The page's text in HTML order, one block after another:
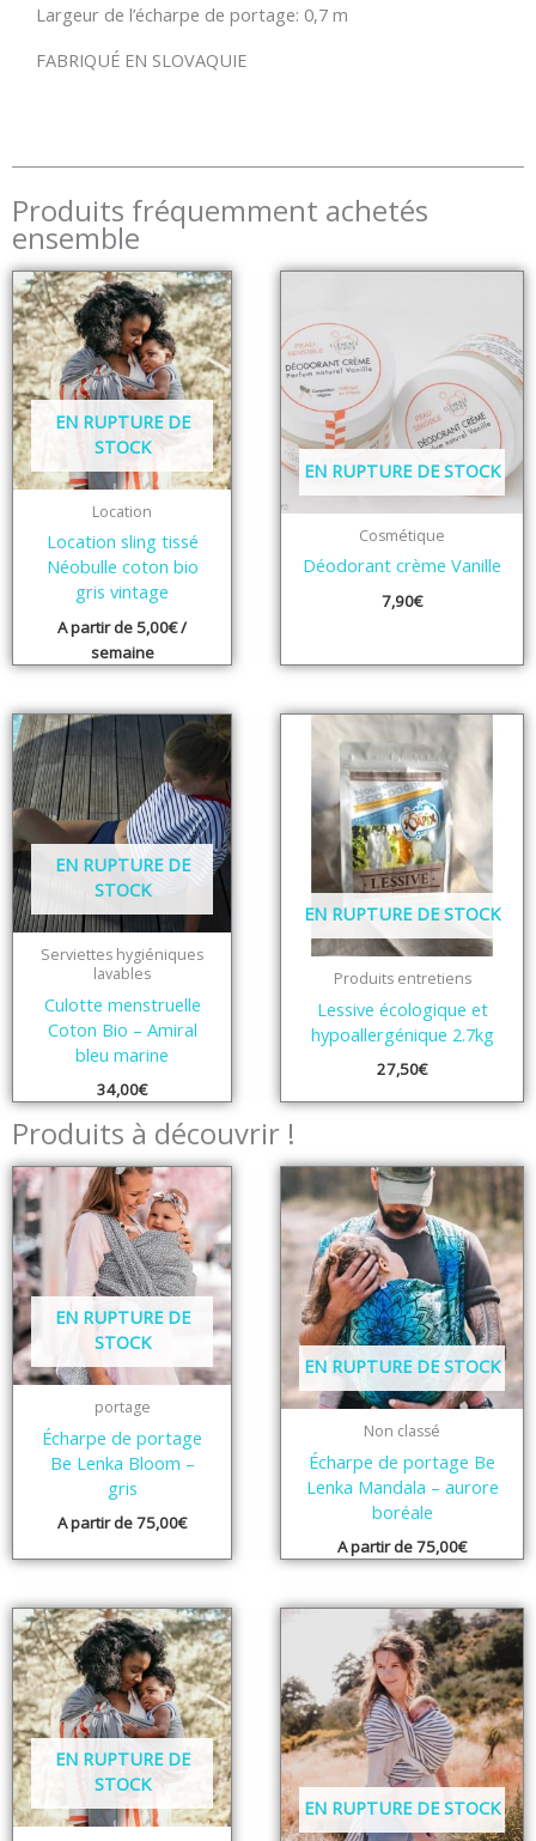
Largeur de l’écharpe de portage: 0,7 m
FABRIQUÉ EN SLOVAQUIE
Produits fréquemment achetés
ensemble
EN RUPTURE DE
STOCK
Location
Location sling tissé
Néobulle coton bio
gris vintage
A partir de5,00€/
semaine
EN RUPTURE DE STOCK
Cosmétique
Déodorant crème Vanille
7,90€
EN RUPTURE DE
STOCK
Serviettes hygiéniques
lavables
Culotte menstruelle
Coton Bio – Amiral
bleu marine
34,00€
EN RUPTURE DE STOCK
Produits entretiens
Lessive écologique et
hypoallergénique 2.7kg
27,50€
Produits à découvrir !
EN RUPTURE DE
STOCK
portage
Écharpe de portage
Be Lenka Bloom –
gris
A partir de75,00€
EN RUPTURE DE STOCK
Non classé
Écharpe de portage Be
Lenka Mandala – aurore
boréale
A partir de75,00€
EN RUPTURE DE
STOCK
EN RUPTURE DE STOCK